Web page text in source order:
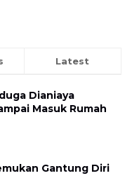
Latest
Dianiaya
Masuk Rumah
Gantung Diri